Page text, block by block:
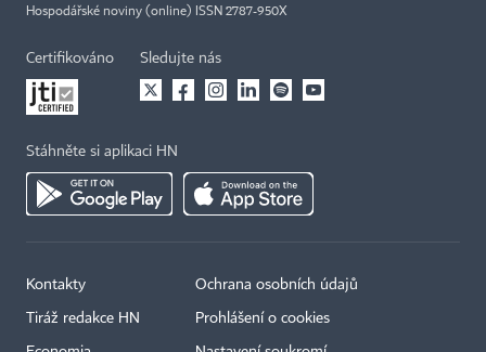
Hospodářské noviny (online) ISSN 2787-950X
Certifikováno Sledujte nás
Stáhněte si aplikaci HN
Kontakty
Tiráž redakce HN
Ochrana osobních údajů
Prohlášení o cookies